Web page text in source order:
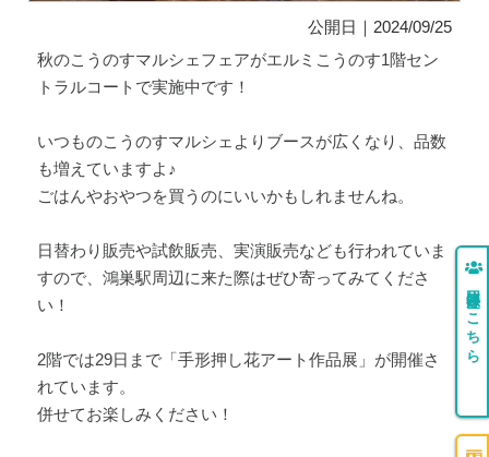
公開日｜2024/09/25
秋のこうのすマルシェフェアがエルミこうのす1階セン
トラルコートで実施中です！
いつものこうのすマルシェよりブースが広くなり、品数
も増えていますよ♪
ごはんやおやつを買うのにいいかもしれませんね。
日替わり販売や試飲販売、実演販売なども行われていま
すので、鴻巣駅周辺に来た際はぜひ寄ってみてくださ
い！
2階では29日まで「手形押し花アート作品展」が開催さ
れています。
併せてお楽しみください！
団体登録はこちら